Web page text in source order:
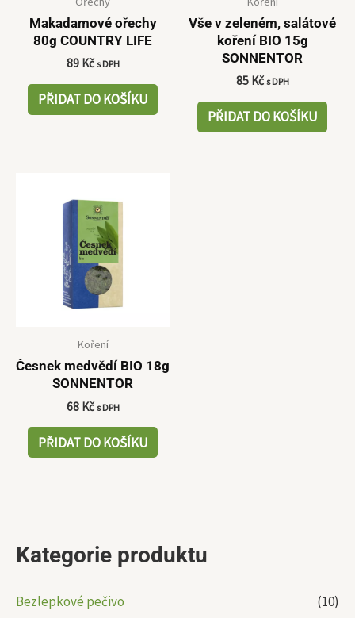
Kategorie produktu
Bezlepkové pečivo
(10)
Makadamové ořechy
80g COUNTRY LIFE
89 Kč s DPH
PŘIDAT DO KOŠÍKU
Vše v zeleném, salátové
koření BIO 15g
SONNENTOR
85 Kč s DPH
PŘIDAT DO KOŠÍKU
Koření
Česnek medvědí BIO 18g
SONNENTOR
68 Kč s DPH
PŘIDAT DO KOŠÍKU